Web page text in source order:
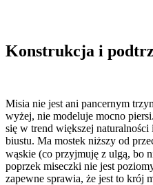
Konstrukcja i
Misia nie jest ani pancernym
wyżej, nie modeluje mocno
się w trend większej naturalności
biustu. Ma mostek niższy od
wąskie (co przyjmuję z ulgą, bo
poprzek miseczki nie jest
zapewne sprawia, że jest to krój